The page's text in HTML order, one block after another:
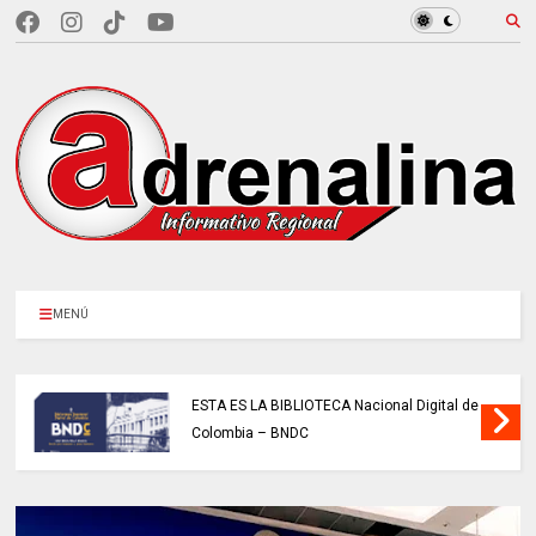
MENÚ
ESTA ES LA BIBLIOTECA Nacional Digital de
Colombia – BNDC